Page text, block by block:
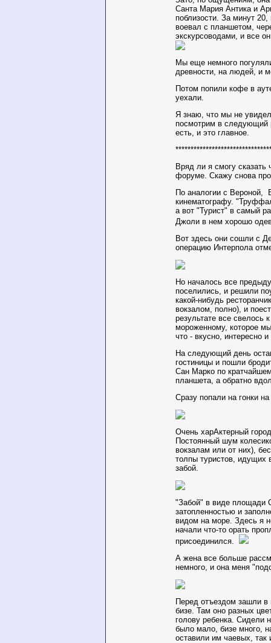
Санта Мария Антика и
поблизости. За минут
воевал с планшетом,
экскурсоводами, и все
Мы еще немного
древности, на людей, и
Потом попили кофе в
уехали.
Я знаю, что мы не
посмотрим в следующий
есть, и это главное.
Вряд ли я смогу сказать
форуме. Скажу снова
По аналогии с Вероной,
кинематографу.
а вот "Турист" в самый
Джоли в нем хорошо
Вот здесь они сошли с
операцию Интерпола
Но началось все
поселились, и решили
какой-нибудь
вокзалом, полно), и
результате все свелось
мороженному, которое
что - вкусно, интересно
На следующий день
гостиницы и пошли
Сан Марко по
планшета, а обратно
Сразу попали на гонки
Очень харАктерный
Постоянный шум
вокзалам или от них),
толпы туристов, идущих
забой.
"Забой" в виде площади
затопленностью и
видом на море. Здесь я
начали что-то орать
присоединился.
А жена все больше
немного, и она меня
Перед отъездом зашли в
бизе. Там оно разных
голову ребенка. Сидели
было мало, бизе много,
оставили им чаевых, так